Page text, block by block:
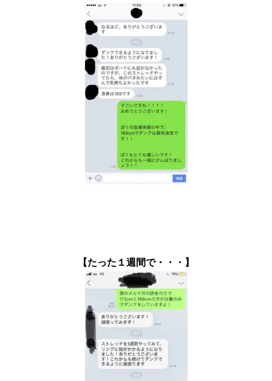
【たった１週間で・・・】